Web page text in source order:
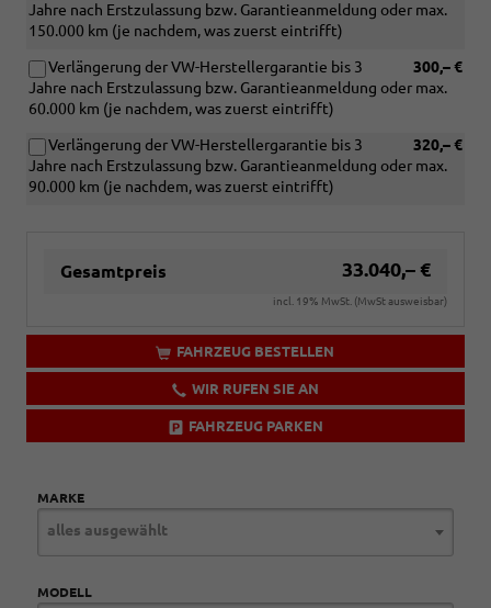
Jahre nach Erstzulassung bzw. Garantieanmeldung oder max.
150.000 km (je nachdem, was zuerst eintrifft)
300,– €
Verlängerung der VW-Herstellergarantie bis 3
Jahre nach Erstzulassung bzw. Garantieanmeldung oder max.
60.000 km (je nachdem, was zuerst eintrifft)
320,– €
Verlängerung der VW-Herstellergarantie bis 3
Jahre nach Erstzulassung bzw. Garantieanmeldung oder max.
90.000 km (je nachdem, was zuerst eintrifft)
Gesamtpreis 33.040,– €
incl. 19% MwSt. (MwSt ausweisbar)
FAHRZEUG BESTELLEN
WIR RUFEN SIE AN
FAHRZEUG PARKEN
MARKE
alles ausgewählt
MODELL